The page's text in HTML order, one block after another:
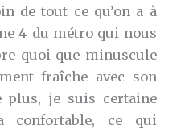
de tout ce qu’on a à
4 du métro qui nous
quoi que minuscule
fraîche avec son
plus, je suis certaine
ce qui